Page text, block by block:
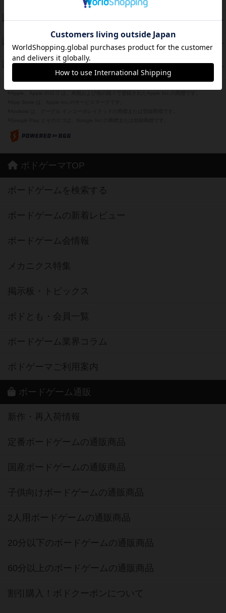
12件の投稿
45 PT
45 PT
Bitter End ブタペスト救出作戦
紹介文なし 1件の投稿
42 PT
ドコジャン
紹介文あり 10件の投稿
ボドゲーマTOP
ボードゲームを検索する
ボードゲームの新着レビュー
ボードゲーム会情報
メカニクス特集
掲示板・トピックス
ボドとも・会員一覧
ボードゲーム業界コラム
ボドゲーマご利用案内
ボードゲーム通販
新作・再入荷情報
定番ボードゲームの通販商品
国産ボードゲームの通販商品
子供向けボードゲームの通販商品
2人用ボードゲームの通販商品
20分以下のボードゲームの通販商品
60分以上のボードゲームの通販商品
割引購入！ボドクーポンについて